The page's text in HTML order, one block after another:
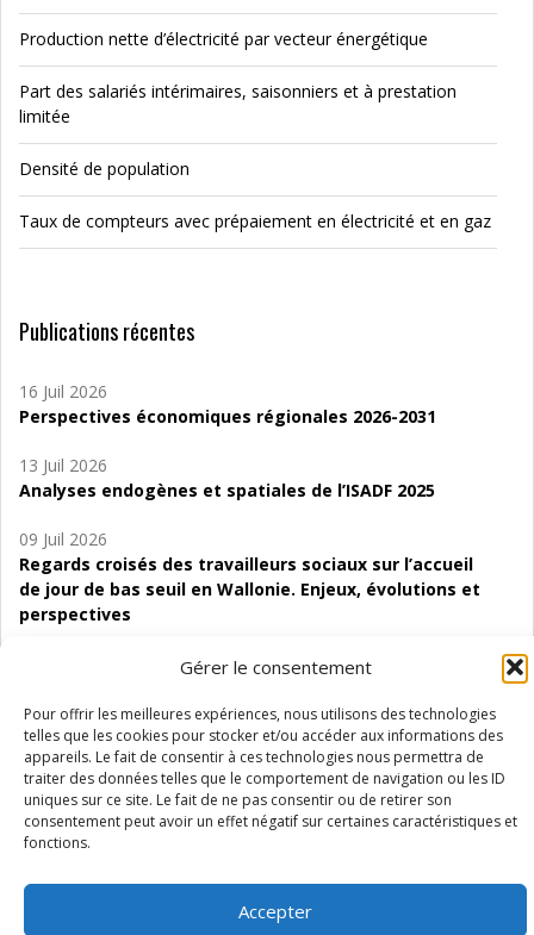
Gérer le consentement
Pour offrir les meilleures expériences, nous utilisons des technologies
telles que les cookies pour stocker et/ou accéder aux informations des
appareils. Le fait de consentir à ces technologies nous permettra de
traiter des données telles que le comportement de navigation ou les ID
uniques sur ce site. Le fait de ne pas consentir ou de retirer son
consentement peut avoir un effet négatif sur certaines caractéristiques et
fonctions.
Accepter
Production nette d’électricité par vecteur énergétique
Part des salariés intérimaires, saisonniers et à prestation
limitée
Densité de population
Taux de compteurs avec prépaiement en électricité et en gaz
Publications récentes
16 Juil 2026
Perspectives économiques régionales 2026-2031
13 Juil 2026
Analyses endogènes et spatiales de l’ISADF 2025
09 Juil 2026
Regards croisés des travailleurs sociaux sur l’accueil
de jour de bas seuil en Wallonie. Enjeux, évolutions et
perspectives
d’accompagnement à l’autocréation d’emploi (SAACE)
01 Juil 2026
Pénurie du personnel infirmier :quels indicateurs
d’offre de soins pour comprendre la situation en
Wallonie ?